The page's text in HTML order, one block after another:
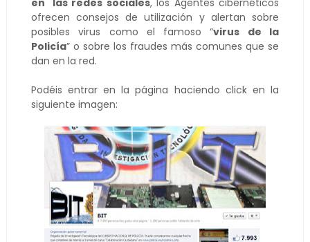
ofrecen consejos de utilización y alertan sobre
posibles virus como el famoso “virus de la
Policía” o sobre los fraudes más comunes que se
dan en la red.
Podéis entrar en la página haciendo click en la
siguiente imagen: